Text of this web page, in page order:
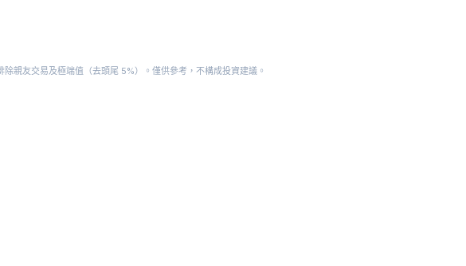
親友交易及極端值（去頭尾 5%）。僅供參考，不構成投資建議。